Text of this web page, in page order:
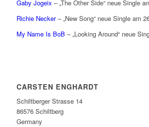
Gaby Jogeix – „The Other Side“ neue Single
Richie Necker– „New Song“ neue Single am
My Name Is BoB – „Looking Around“ neue
CARSTEN ENGHARDT
Schiltberger Strasse 14
86576 Schiltberg
Germany